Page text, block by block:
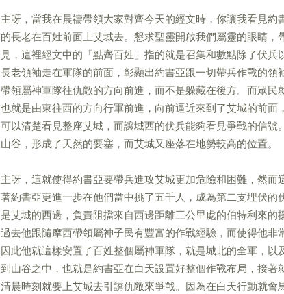
主呀，當我在晨禱帶領大家對齊今天的經文時，你讓我看見
的長老在百姓前面上艾城去。懇求聖靈開啟我們屬靈的眼睛
見，這裡經文中的「點齊百姓」指的就是召集和數點除了伏
長老領袖走在軍隊的前面，彰顯出約書亞跟一切帶兵作戰的
帶領屬神軍隊往仇敵的方向前進，而不是躲藏在後方。而眾民
也就是由東往西的方向行軍前進，向前逼近來到了艾城的前面
可以清楚看見整座艾城，而讓城西的伏兵能夠看見爭戰的信
山谷，形成了天然的要塞，而艾城又座落在地勢較高的位置。
主呀，這就使得約書亞要帶兵進攻艾城更加危險和困難，然
著約書亞更進一步在他們當中挑了五千人，成為第二支埋伏
是艾城的西邊，負責阻擋來自西邊距離三公里處的伯特利來的
過去他跟隨摩西帶領屬神子民有豐富的作戰經驗，而使得他非
因此他就這樣安置了百姓整個屬神軍隊，就是城北的全軍，
到山谷之中，也就是約書亞在白天設置好整個作戰布局，接
清晨時刻就要上艾城去引誘仇敵來爭戰。因為在白天行動就